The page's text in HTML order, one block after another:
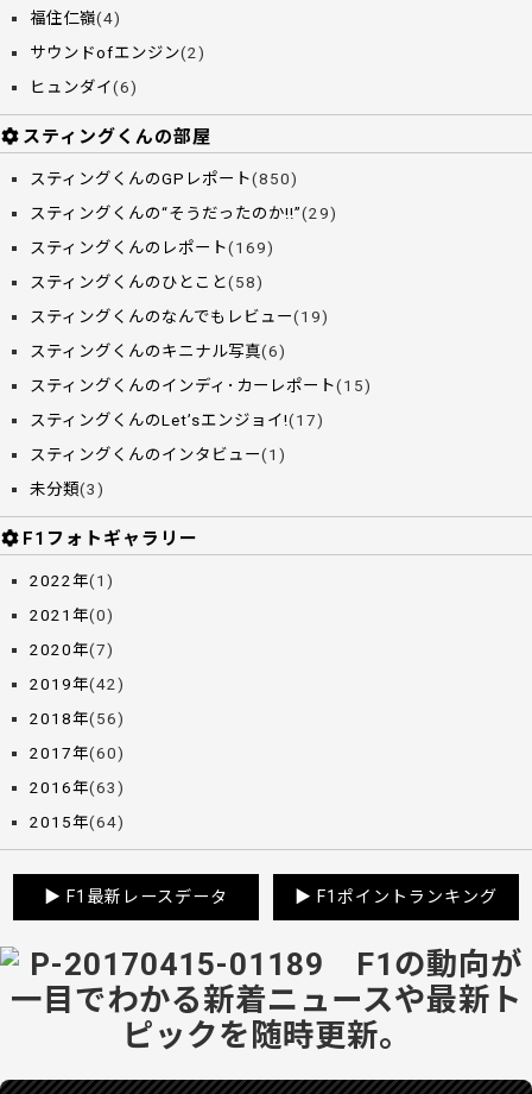
福住仁嶺(4)
サウンドofエンジン(2)
ヒュンダイ(6)
スティングくんの部屋
スティングくんのGPレポート(850)
スティングくんの“そうだったのか!!”(29)
スティングくんのレポート(169)
スティングくんのひとこと(58)
スティングくんのなんでもレビュー(19)
スティングくんのキニナル写真(6)
スティングくんのインディ･カーレポート(15)
スティングくんのLet’sエンジョイ!(17)
スティングくんのインタビュー(1)
未分類(3)
F1フォトギャラリー
2022年(1)
2021年(0)
2020年(7)
2019年(42)
2018年(56)
2017年(60)
2016年(63)
2015年(64)
▶ F1最新レースデータ ▶ F1ポイントランキング